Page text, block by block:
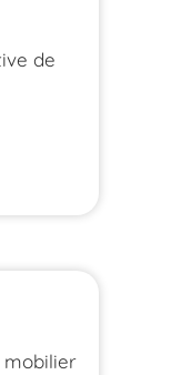
de
mobilier